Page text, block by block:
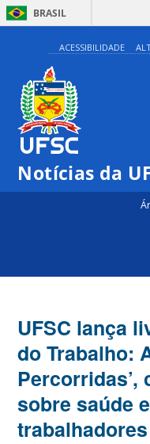
BRASIL
ACESSIBILIDADE
Notícias da
UFSC lança
do Trabalho:
Percorridas’,
sobre saúde
trabalhadores